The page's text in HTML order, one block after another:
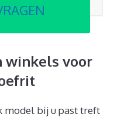
winkels voor
model bij u past treft